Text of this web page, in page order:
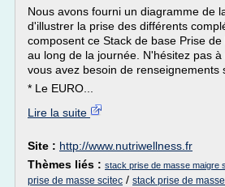
Nous avons fourni un diagramme de
d'illustrer la prise des différents
composent ce Stack de base Prise
au long de la journée. N'hésitez pas
vous avez besoin de renseignements
* Le EURO...
Lire la suite
Site : http://www.nutriwellness.fr
Thèmes liés : stack prise de masse maigre
prise de masse scitec / stack prise de